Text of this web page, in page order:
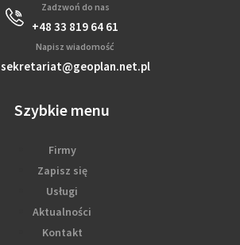
Zadzwoń do nas
+48 33 819 64 61
Napisz wiadomość
sekretariat@geoplan.net.pl
Szybkie menu
Firmy
Zapisz się
Usługi
Aktualności
Kontakt